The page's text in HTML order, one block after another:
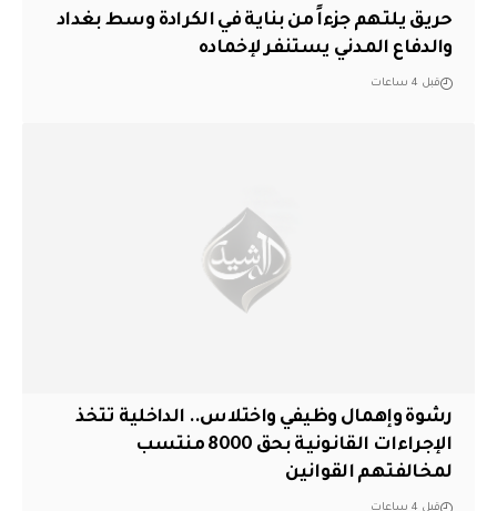
حريق يلتهم جزءاً من بناية في الكرادة وسط بغداد
والدفاع المدني يستنفر لإخماده
قبل 4 ساعات
رشوة وإهمال وظيفي واختلاس.. الداخلية تتخذ
الإجراءات القانونية بحق 8000 منتسب
لمخالفتهم القوانين